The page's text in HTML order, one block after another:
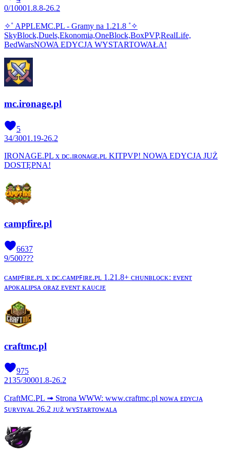
0/10001.8.8-26.2
✧˚ APPLEMC.PL - Gramy na 1.21.8 ˚✧
SkyBlock,Duels,Ekonomia,OneBlock,BoxPVP,RealLife,
BedWarsNOWA EDYCJA WYSTARTOWAŁA!
mc.ironage.pl
5
34/3001.19-26.2
IRONAGE.PL x ᴅᴄ.ɪʀᴏɴᴀɢᴇ.ᴘʟ KITPVP! NOWA EDYCJA JUŻ
DOSTĘPNA!
campfire.pl
6637
9/500???
ᴄᴀᴍᴘꜰɪʀᴇ.ᴘʟ x ᴅᴄ.ᴄᴀᴍᴘꜰɪʀᴇ.ᴘʟ 1.21.8+ ᴄʜᴜɴʙʟᴏᴄᴋ: ᴇᴠᴇɴᴛ
ᴀᴘᴏᴋᴀʟɪᴘѕᴀ ᴏʀᴀᴢ ᴇᴠᴇɴᴛ ᴋᴀᴜᴄᴊᴇ
craftmc.pl
975
2135/30001.8-26.2
CraftMC.PL ➟ Strona WWW: www.craftmc.pl ɴᴏᴡᴀ ᴇᴅʏᴄᴊᴀ
ꜱᴜʀᴠɪᴠᴀʟ 26.2 ᴊᴜż ᴡʏꜱᴛᴀʀᴛᴏᴡᴀʟᴀ